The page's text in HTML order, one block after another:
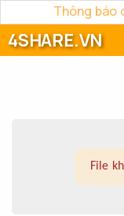
Thông báo
4SHARE.VN
File